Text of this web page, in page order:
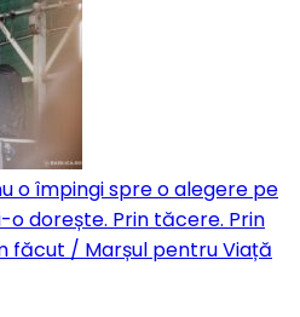
o împingi spre o alegere pe
o dorește. Prin tăcere. Prin
făcut / Marșul pentru Viață